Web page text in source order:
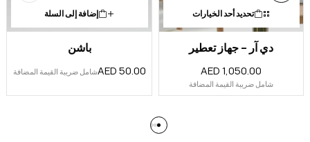
تحديد أحد الخيارات
دي آر – جهاز تعطير
AED1,050.00
شامل ضريبة القيمة المضافة
إضافة إلى السلة
باشن
AED50.00 شامل ضريبة القيمة المضافة